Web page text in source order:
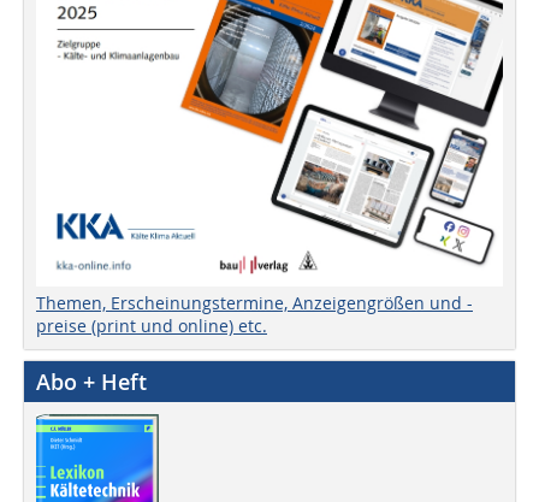
Themen, Erscheinungstermine, Anzeigengrößen und -
preise (print und online) etc.
Abo + Heft